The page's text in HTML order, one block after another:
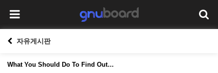
자유게시판
What You Should Do To Find Out…